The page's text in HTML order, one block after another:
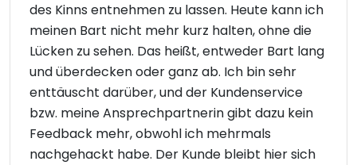
des Kinns entnehmen zu lassen. Heute kann ich
meinen Bart nicht mehr kurz halten, ohne die
Lücken zu sehen. Das heißt, entweder Bart lang
und überdecken oder ganz ab. Ich bin sehr
enttäuscht darüber, und der Kundenservice
bzw. meine Ansprechpartnerin gibt dazu kein
Feedback mehr, obwohl ich mehrmals
nachgehackt habe. Der Kunde bleibt hier sich